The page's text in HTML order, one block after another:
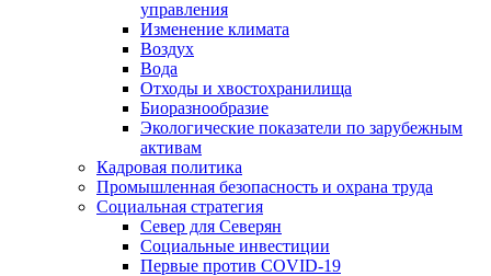
управления
Изменение климата
Воздух
Вода
Отходы и хвостохранилища
Биоразнообразие
Экологические показатели по зарубежным
активам
Кадровая политика
Промышленная безопасность и охрана труда
Социальная стратегия
Север для Северян
Социальные инвестиции
Первые против COVID‑19